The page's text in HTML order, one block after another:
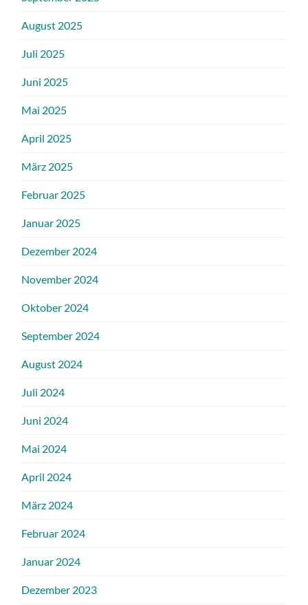
August 2025
Juli 2025
Juni 2025
Mai 2025
April 2025
März 2025
Februar 2025
Januar 2025
Dezember 2024
November 2024
Oktober 2024
September 2024
August 2024
Juli 2024
Juni 2024
Mai 2024
April 2024
März 2024
Februar 2024
Januar 2024
Dezember 2023